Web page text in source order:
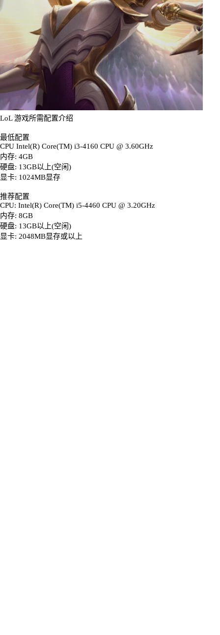
LoL 游戏所需配置介绍
最低配置
CPU Intel(R) Core(TM) i3-4160 CPU @ 3.60GHz
内存: 4GB
硬盘: 13GB以上(空闲)
显卡: 1024MB显存
推荐配置
CPU: Intel(R) Core(TM) i5-4460 CPU @ 3.20GHz
内存: 8GB
硬盘: 13GB以上(空闲)
显卡: 2048MB显存或以上